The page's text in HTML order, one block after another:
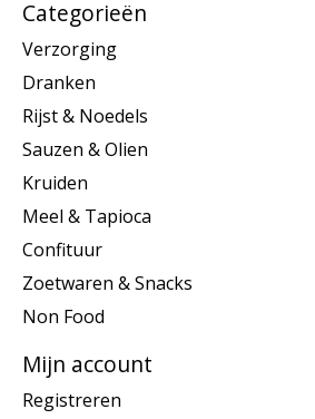
Categorieën
Verzorging
Dranken
Rijst & Noedels
Sauzen & Olien
Kruiden
Meel & Tapioca
Confituur
Zoetwaren & Snacks
Non Food
Mijn account
Registreren